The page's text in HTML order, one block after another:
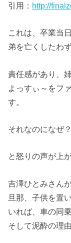
引用： http://
これは、卒業当
弟を亡くしたわ
責任感があり、
よっすぃ～をフ
す。
それなのになぜ？
と怒りの声が上
吉澤ひとみさん
旦那、子供を置
いれば、車の同乗
そして泥酔の理